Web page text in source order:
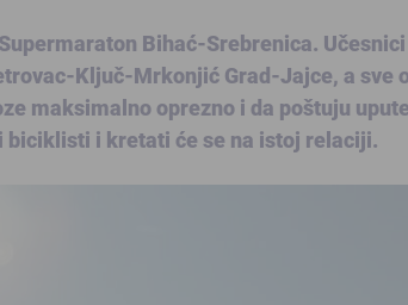
Bihać-Srebrenica.
Ključ-Mrkonjić Grad-Jajce, a sve
maksimalno oprezno i da poštuju
biciklisti i kretati će se na istoj relaciji.